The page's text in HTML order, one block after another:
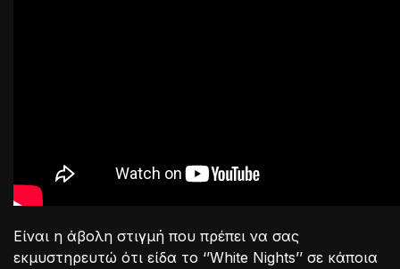
Είναι η άβολη στιγμή που πρέπει να σας
εκμυστηρευτώ ότι είδα το ‘’White Nights’’ σε κάποια